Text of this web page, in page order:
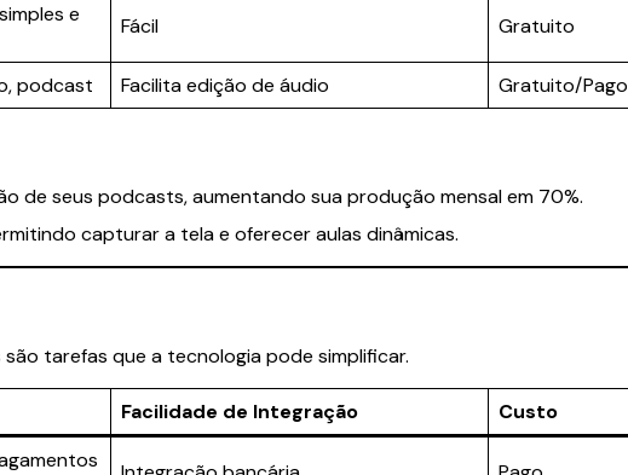
e
Fácil Gratuito
podcast Facilita edição de áudio Gratuito/Pago
de seus podcasts, aumentando sua produção mensal em 70%.
capturar a tela e oferecer aulas dinâmicas.
tarefas que a tecnologia pode simplificar.
Facilidade de Integração Custo